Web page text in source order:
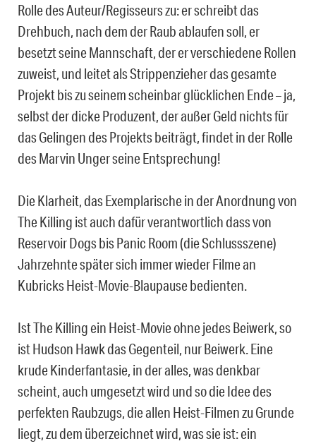
Rolle des Auteur/Regisseurs zu: er schreibt das
Drehbuch, nach dem der Raub ablaufen soll, er
besetzt seine Mannschaft, der er verschiedene Rollen
zuweist, und leitet als Strippenzieher das gesamte
Projekt bis zu seinem scheinbar glücklichen Ende – ja,
selbst der dicke Produzent, der außer Geld nichts für
das Gelingen des Projekts beiträgt, findet in der Rolle
des Marvin Unger seine Entsprechung!
Die Klarheit, das Exemplarische in der Anordnung von
The Killing ist auch dafür verantwortlich dass von
Reservoir Dogs bis Panic Room (die Schlussszene)
Jahrzehnte später sich immer wieder Filme an
KubricksHeist-Movie-Blaupause bedienten.
Ist The Killing ein Heist-Movie ohne jedes Beiwerk, so
ist Hudson Hawk das Gegenteil, nur Beiwerk. Eine
krude Kinderfantasie, in der alles, was denkbar
scheint, auch umgesetzt wird und so die Idee des
perfekten Raubzugs, die allen Heist-Filmen zu Grunde
liegt, zu dem überzeichnet wird, was sie ist: ein